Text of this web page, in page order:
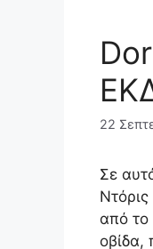
22
Σε
από
οβίδα,